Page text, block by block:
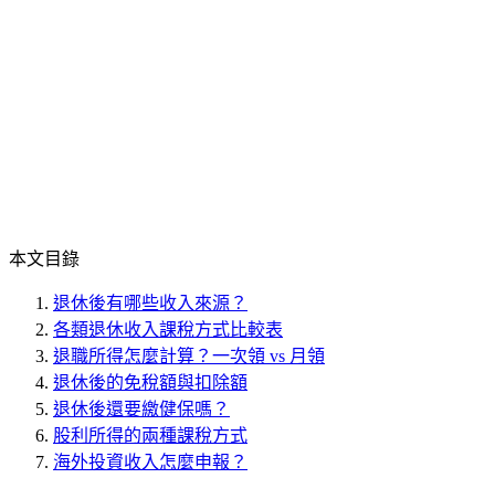
本文目錄
退休後有哪些收入來源？
各類退休收入課稅方式比較表
退職所得怎麼計算？一次領 vs 月領
退休後的免稅額與扣除額
退休後還要繳健保嗎？
股利所得的兩種課稅方式
海外投資收入怎麼申報？